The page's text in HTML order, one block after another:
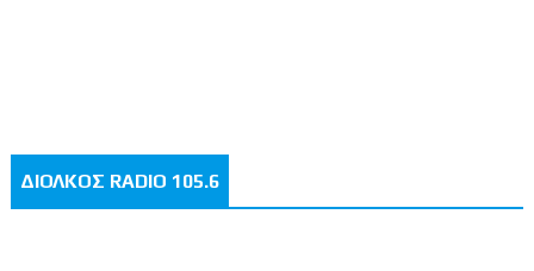
ΔΙΟΛΚΟΣ RADIO 105.6